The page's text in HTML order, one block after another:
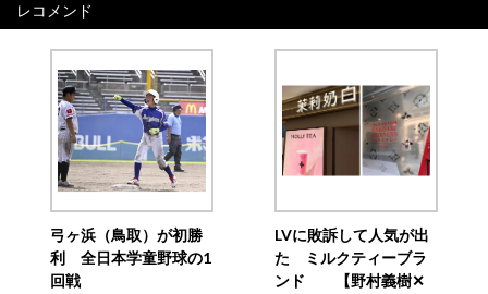
レコメンド
弓ヶ浜（鳥取）が初勝
利 全日本学童野球の1
回戦
LVに敗訴して人気が出
た ミルクティーブラ
ンド 【野村義樹✕